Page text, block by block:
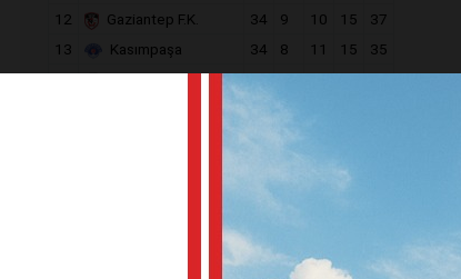
12
Gaziantep F.K. 34 9 10 15
37
13
Kasımpaşa 34 8 11 15
35
14
Gençlerbirliği 34 9 7 18
34
8
20